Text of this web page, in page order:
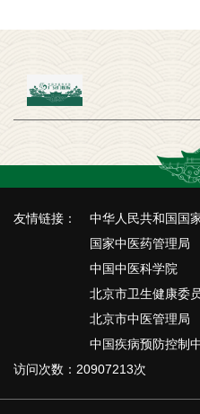
友情链接：
中华人民共和国国
国家中医药管理局
中国中医科学院
北京市卫生健康委
北京市中医管理局
中国疾病预防控制
访问次数：20907213次